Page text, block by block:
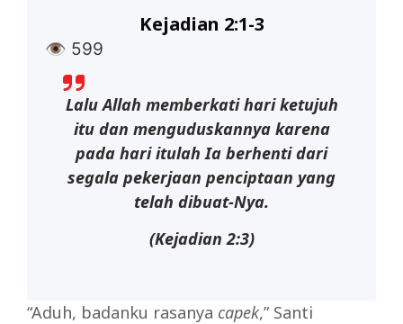
👁 599
Kejadian 2:1-3
Lalu Allah memberkati hari ketujuh
itu dan menguduskannya karena
pada hari itulah Ia berhenti dari
segala pekerjaan penciptaan yang
telah dibuat-Nya.
(Kejadian 2:3)
“Aduh, badanku rasanya capek,” Santi